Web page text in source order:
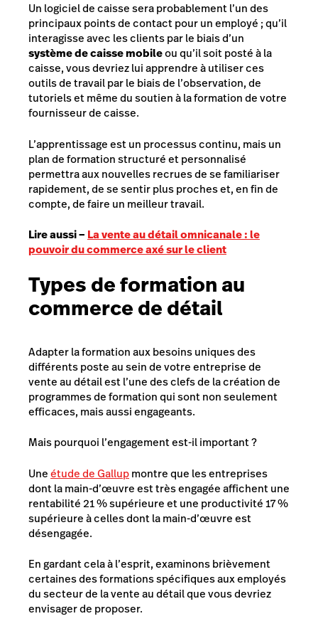
Un logiciel de caisse sera probablement l’un des
principaux points de contact pour un employé ; qu’il
interagisse avec les clients par le biais d’un
système de caissemobileou qu’il soit posté à la
caisse, vous devriez lui apprendre à utiliser ces
outils de travail par le biais de l’observation, de
tutoriels et même du soutien à la formation de votre
fournisseur de caisse.
L’apprentissage est un processus continu, mais un
plan de formation structuré et personnalisé
permettra aux nouvelles recrues de se familiariser
rapidement, de se sentir plus proches et, en fin de
compte, de faire un meilleur travail.
Lire aussi – La vente au détail omnicanale : le
pouvoir du commerce axé sur le client
Types de formation au
commerce de détail
Adapter la formation aux besoins uniques des
différents poste au sein de votre entreprise de
vente au détail est l’une des clefs de la création de
programmes de formation qui sont non seulement
efficaces, mais aussi engageants.
Mais pourquoi l’engagement est-il important ?
Uneétude de Gallupmontre que les entreprises
dont la main-d’œuvre est très engagée affichent une
rentabilité 21 % supérieure et une productivité 17 %
supérieure à celles dont la main-d’œuvre est
désengagée.
En gardant cela à l’esprit, examinons brièvement
certaines des formations spécifiques aux employés
du secteur de la vente au détail que vous devriez
envisager de proposer.